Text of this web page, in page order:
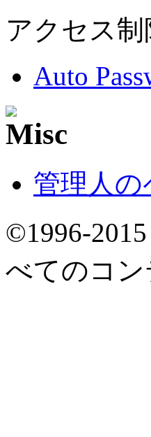
アクセス制
Auto
管理人の
©1996-2015
べてのコ